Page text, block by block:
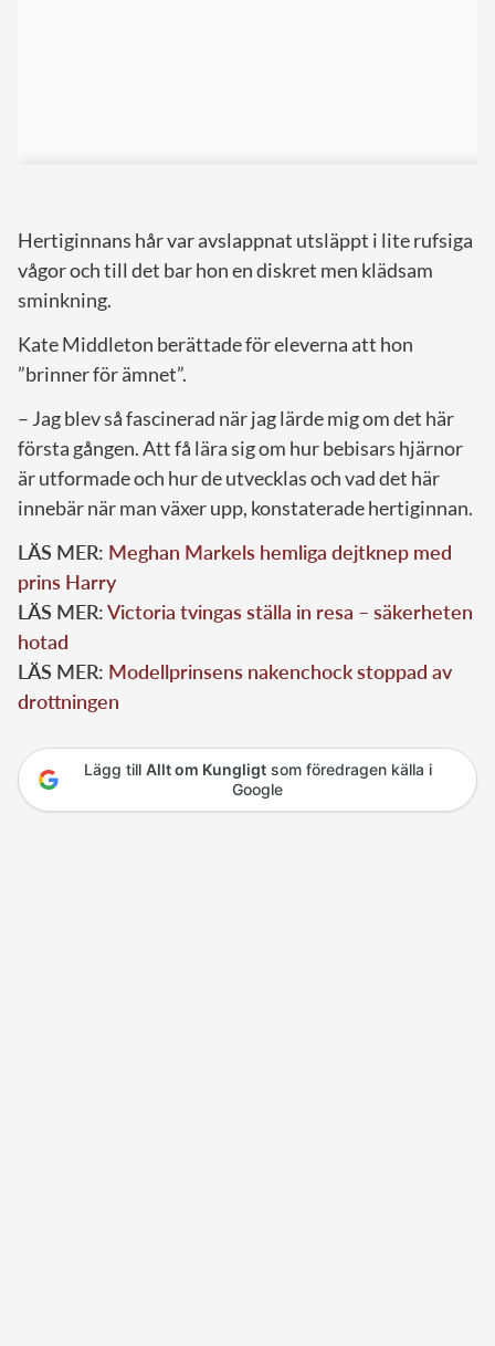
Hertiginnans hår var avslappnat utsläppt i lite rufsiga
vågor och till det bar hon en diskret men klädsam
sminkning.
Kate Middleton berättade för eleverna att hon
”brinner för ämnet”.
– Jag blev så fascinerad när jag lärde mig om det här
första gången. Att få lära sig om hur bebisars hjärnor
är utformade och hur de utvecklas och vad det här
innebär när man växer upp, konstaterade hertiginnan.
LÄS MER: Meghan Markels hemliga dejtknep med
prins Harry
LÄS MER:Victoria tvingas ställa in resa – säkerheten
hotad
LÄS MER: Modellprinsens nakenchock stoppad av
drottningen
Lägg till Allt om Kungligtsom föredragen källa i
Google